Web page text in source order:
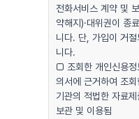
전화서비스 계약 및
약해지)·대위권이 종
니다. 단, 가입이 거
니다.
□ 조회한 개인신용
의서에 근거하여 조
기관의 적법한 자료
보관 및 이용됨